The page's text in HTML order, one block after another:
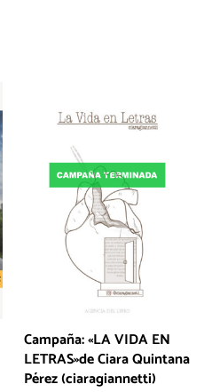
Campaña: «LA VIDA EN
LETRAS»de Ciara Quintana
Pérez (ciaragiannetti)